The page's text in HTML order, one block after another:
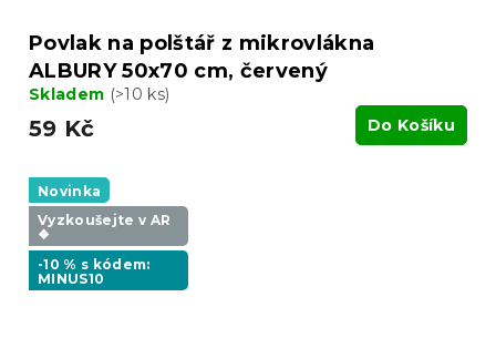
Povlak na polštář z mikrovlákna
ALBURY 50x70 cm, červený
Skladem (>10 ks)
59 Kč Do Košíku
Novinka
Vyzkoušejte v AR
❖
-10 % s kódem:
MINUS10